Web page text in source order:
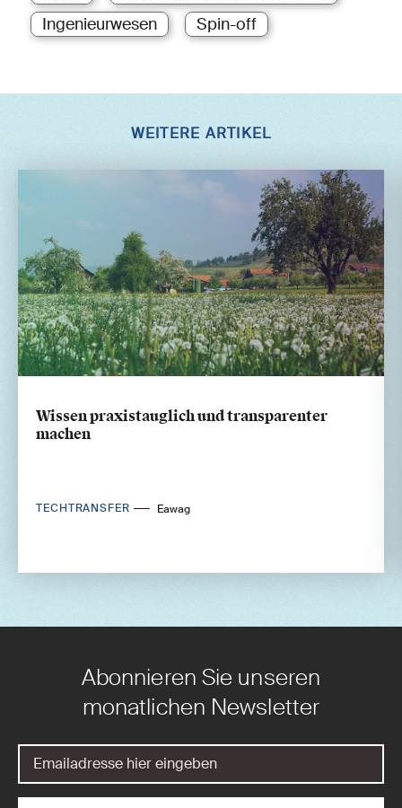
Ingenieurwesen
Spin-off
WEITERE ARTIKEL
Wissen praxistauglich und transparenter
machen
TECHTRANSFER Eawag
Abonnieren Sie unseren
monatlichen Newsletter